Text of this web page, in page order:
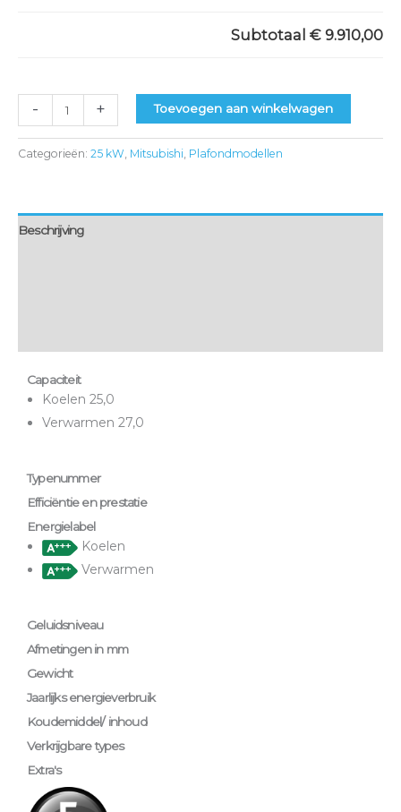
Subtotaal € 9.910,00
- + Toevoegen aan winkelwagen
Categorieën: 25 kW, Mitsubishi, Plafondmodellen
Beschrijving
Capaciteit
Koelen 25,0
Verwarmen 27,0
Typenummer
Efficiëntie en prestatie
Energielabel
Koelen
Verwarmen
Geluidsniveau
Afmetingen in mm
Gewicht
Jaarlijks energieverbruik
Koudemiddel/ inhoud
Verkrijgbare types
Extra's